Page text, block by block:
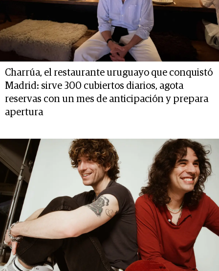
Charrúa, el restaurante uruguayo que conquistó
Madrid: sirve 300 cubiertos diarios, agota
reservas con un mes de anticipación y prepara
apertura